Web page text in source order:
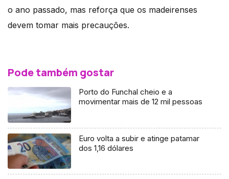
o ano passado, mas reforça que os madeirenses
devem tomar mais precauções.
Pode também gostar
Porto do Funchal cheio e a
movimentar mais de 12 mil pessoas
Euro volta a subir e atinge patamar
dos 1,16 dólares